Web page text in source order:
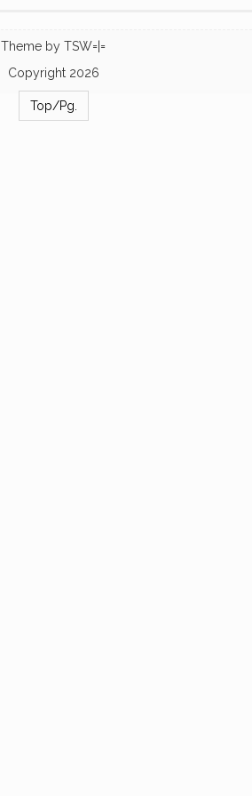
Theme by TSW=|=
Copyright 2026
Top/Pg.